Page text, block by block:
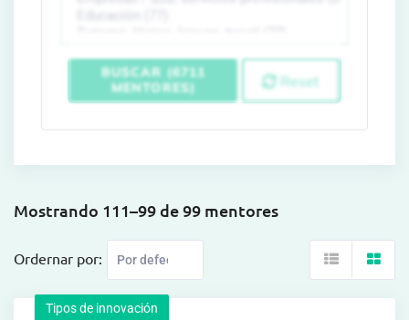
BUSCAR (6711
MENTORES)
Reset
Mostrando 111–99 de 99 mentores
Ordernar por:
Tipos de innovación